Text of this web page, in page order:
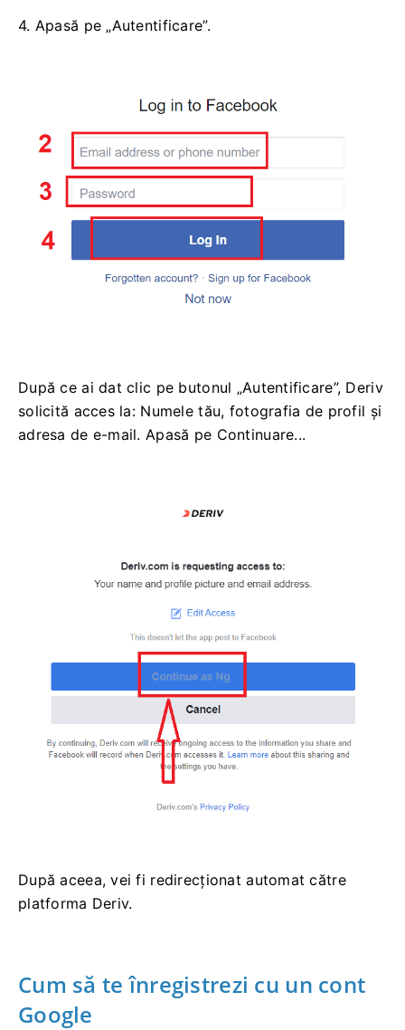
4. Apasă pe „Autentificare”.
După ce ai dat clic pe butonul „Autentificare”, Deriv
solicită acces la: Numele tău, fotografia de profil și
adresa de e-mail. Apasă pe Continuare...
După aceea, vei fi redirecționat automat către
platforma Deriv.
Cum să te înregistrezi cu un cont
Google